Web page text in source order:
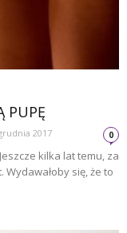
PUPĘ
2017 0
kilka lat temu, za
się, że to